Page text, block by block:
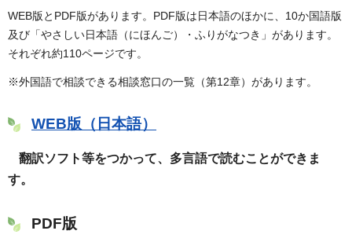
WEB版とPDF版があります。PDF版は日本語のほかに、10か国語版
及び「やさしい日本語（にほんご）・ふりがなつき」があります。
それぞれ約110ページです。
※外国語で相談できる相談窓口の一覧（第12章）があります。
WEB版（日本語）
翻訳ソフト等をつかって、多言語で読むことができま
す。
PDF版